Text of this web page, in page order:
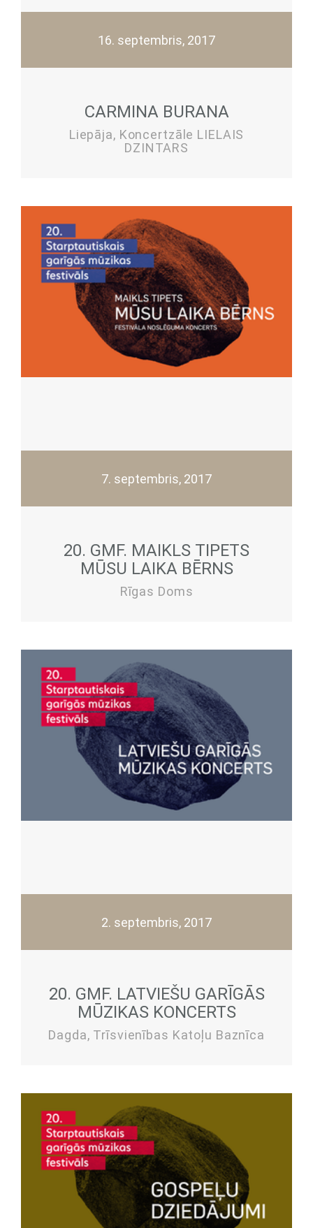
16. septembris, 2017
CARMINA BURANA
Liepāja, Koncertzāle LIELAIS
DZINTARS
7. septembris, 2017
20. GMF. MAIKLS TIPETS
MŪSU LAIKA BĒRNS
Rīgas Doms
2. septembris, 2017
20. GMF. LATVIEŠU GARĪGĀS
MŪZIKAS KONCERTS
Dagda, Trīsvienības Katoļu Baznīca